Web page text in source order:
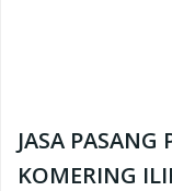
JASA PASANG
KOMERING